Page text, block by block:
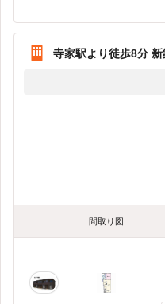
寺家駅より徒歩8分
間取り図